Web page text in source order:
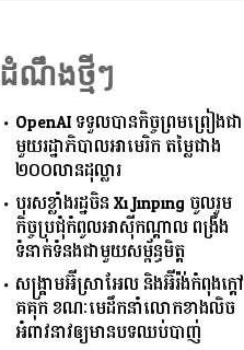
ដំណឹងថ្មីៗ
OpenAI ទទួលបានកិច្ចព្រមព្រៀងជា
មួយរដ្ឋាភិបាលអាមេរិក តម្លៃជាង
២០០លានដុល្លារ
បុរសខ្លាំងរដ្ឋចិន Xi Jinping ចូលរួម
កិច្ចប្រជុំកំពូលអាស៊ីកណ្ដាល ពង្រឹង
ទំនាក់ទំនងជាមួយសម្ព័ន្ធមិត្ត
សង្គ្រាមអ៊ីស្រាអែល និងអ៊ីរ៉ង់កំពុងក្ដៅ
គគុក ខណៈមេដឹកនាំលោកខាងលិច
អំពាវនាវឲ្យមានបទឈប់បាញ់